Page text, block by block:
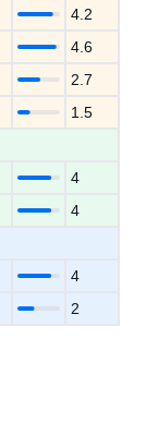
4.2
4.6
2.7
1.5
4
4
4
2